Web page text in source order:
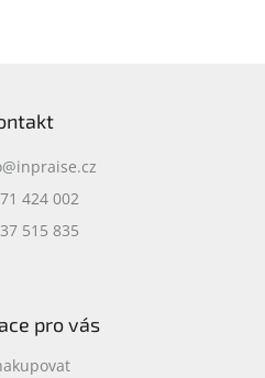
c
í
r
v
y
i
s
u
@inpraise.cz
424 002
515 835
pro vás